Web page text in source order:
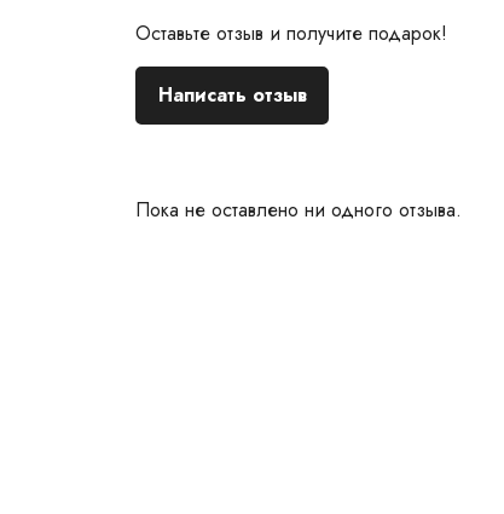
Оставьте отзыв и получите подарок!
Написать отзыв
Пока не оставлено ни одного отзыва.